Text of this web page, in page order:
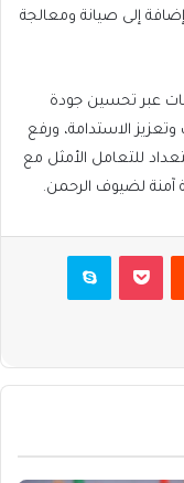
إلى صيانة ومعالجة
عبر تحسين جودة
الاستدامة، ورفع
للتعامل الأمثل مع
آمنة لضيوف الرحمن.
بوكيت سكايب